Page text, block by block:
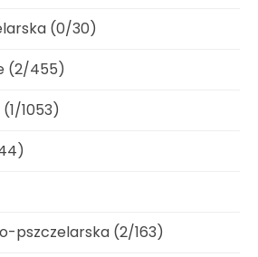
(0/30)
(2/455)
1053)
pszczelarska (2/163)